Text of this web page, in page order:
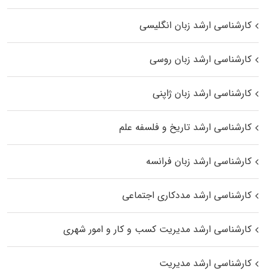
کارشناسی ارشد زبان انگلیسی
کارشناسی ارشد زبان روسی
کارشناسی ارشد زبان ژاپنی
کارشناسی ارشد تاریخ و فلسفه علم
کارشناسی ارشد زبان فرانسه
کارشناسی ارشد مددکاری اجتماعی
کارشناسی ارشد مدیریت کسب و کار و امور شهری
کارشناسی ارشد مدیریت